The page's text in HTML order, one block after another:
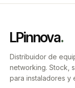
LPinnova.
Distribuidor de
networking. Stock,
para instaladores y